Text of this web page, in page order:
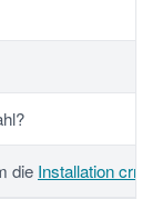
die Installation crm